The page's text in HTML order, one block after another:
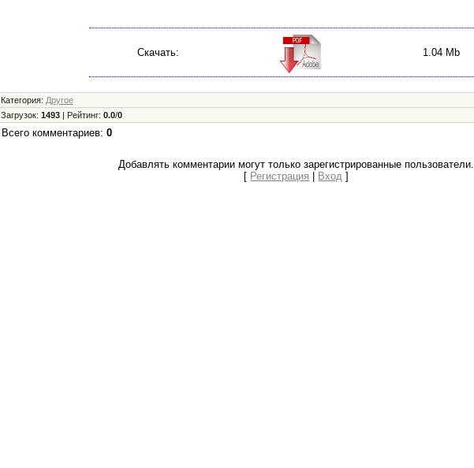
Скачать: 1.04 Mb
Категория: Другое
Загрузок: 1493| Рейтинг: 0.0/0
Всего комментариев: 0
Добавлять комментарии могут только зарегистрированные пользователи.
[ Регистрация Вход ]